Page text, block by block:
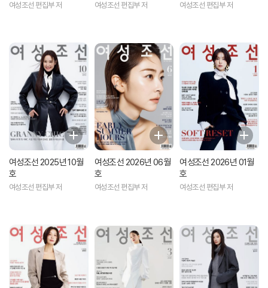
여성조선 편집부 저 여성조선 편집부 저 여성조선 편집부 저
여성조선 2025년 10월
호
여성조선 편집부 저
여성조선 2026년 06월
호
여성조선 편집부 저
여성조선 2026년 01월
호
여성조선 편집부 저